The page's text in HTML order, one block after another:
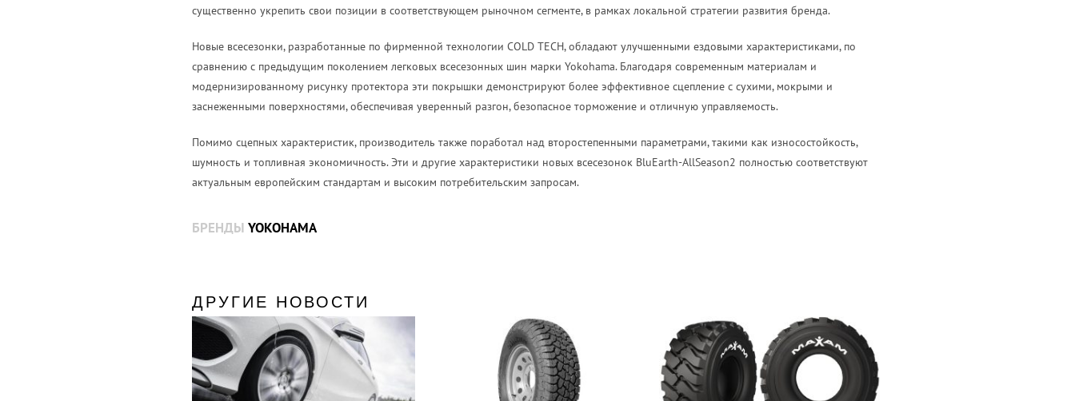
существенно укрепить свои позиции в соответствующем рыночном сегменте, в рамках локальной стратегии развития бренда.
Новые всесезонки, разработанные по фирменной технологии COLD TECH, обладают улучшенными ездовыми характеристиками, по
сравнению с предыдущим поколением легковых всесезонных шин марки Yokohama. Благодаря современным материалам и
модернизированному рисунку протектора эти покрышки демонстрируют более эффективное сцепление с сухими, мокрыми и
заснеженными поверхностями, обеспечивая уверенный разгон, безопасное торможение и отличную управляемость.
Помимо сцепных характеристик, производитель также поработал над второстепенными параметрами, такими как износостойкость,
шумность и топливная экономичность. Эти и другие характеристики новых всесезонок BluEarth-AllSeason2 полностью соответствуют
актуальным европейским стандартам и высоким потребительским запросам.
БРЕНДЫ YOKOHAMA
ДРУГИЕ НОВОСТИ